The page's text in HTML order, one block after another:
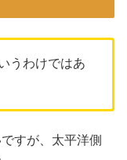
うわけではあ
すが、太平洋側